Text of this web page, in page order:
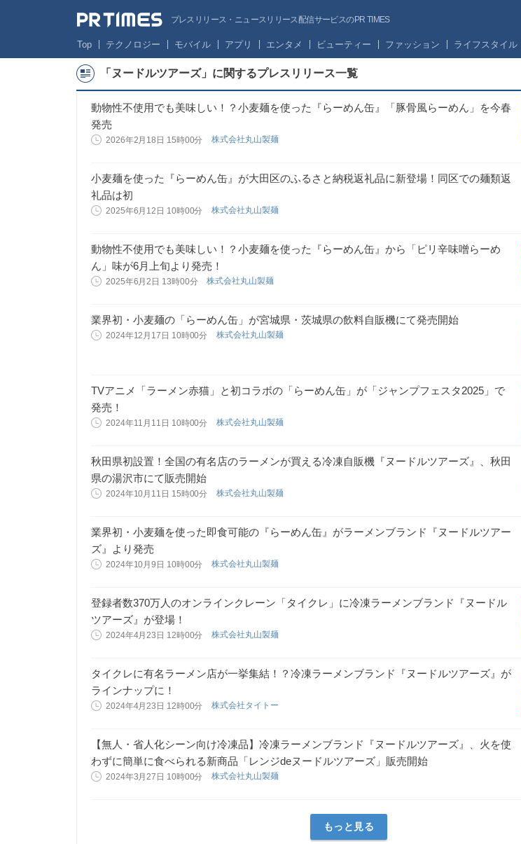
プレスリリース・ニュースリリース配信サービスのPR TIMES
Top テクノロジー モバイル アプリ エンタメ ビューティー ファッション ライフスタイル
「ヌードルツアーズ」に関するプレスリリース一覧
動物性不使用でも美味しい！？小麦麺を使った『らーめん缶』「豚骨風らーめん」を今春
発売
2026年2月18日 15時00分 株式会社丸山製麺
小麦麺を使った『らーめん缶』が大田区のふるさと納税返礼品に新登場！同区での麺類返
礼品は初
2025年6月12日 10時00分 株式会社丸山製麺
動物性不使用でも美味しい！？小麦麺を使った『らーめん缶』から「ピリ辛味噌らーめ
ん」味が6月上旬より発売！
2025年6月2日 13時00分 株式会社丸山製麺
業界初・小麦麺の「らーめん缶」が宮城県・茨城県の飲料自販機にて発売開始
2024年12月17日 10時00分 株式会社丸山製麺
TVアニメ「ラーメン赤猫」と初コラボの「らーめん缶」が「ジャンプフェスタ2025」で
発売！
2024年11月11日 10時00分 株式会社丸山製麺
秋田県初設置！全国の有名店のラーメンが買える冷凍自販機『ヌードルツアーズ』、秋田
県の湯沢市にて販売開始
2024年10月11日 15時00分 株式会社丸山製麺
業界初・小麦麺を使った即食可能の『らーめん缶』がラーメンブランド『ヌードルツアー
ズ』より発売
2024年10月9日 10時00分 株式会社丸山製麺
登録者数370万人のオンラインクレーン「タイクレ」に冷凍ラーメンブランド『ヌードル
ツアーズ』が登場！
2024年4月23日 12時00分 株式会社丸山製麺
タイクレに有名ラーメン店が一挙集結！？冷凍ラーメンブランド『ヌードルツアーズ』が
ラインナップに！
2024年4月23日 12時00分 株式会社タイトー
【無人・省人化シーン向け冷凍品】冷凍ラーメンブランド『ヌードルツアーズ』、火を使
わずに簡単に食べられる新商品「レンジdeヌードルツアーズ」販売開始
2024年3月27日 10時00分 株式会社丸山製麺
もっと見る